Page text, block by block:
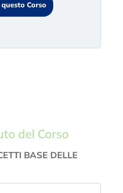
Corso
del Corso
BASE DELLE